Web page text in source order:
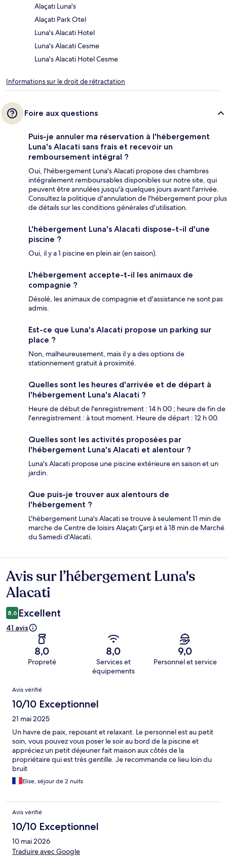
Alaçatı Luna's
Alaçatı Park Otel
Luna's Alacati Hotel
Luna's Alacati Cesme
Luna's Alacati Hotel Cesme
Informations sur le droit de rétractation
Foire aux questions
Puis-je annuler ma réservation à l'hébergement
Luna's Alacati sans frais et recevoir un
remboursement intégral ?
Oui, l'hébergement Luna's Alacati propose des chambres
intégralement remboursables disponibles sur notre site, qui
peuvent être annulées jusqu'à quelques jours avant l'arrivée.
Consultez la politique d'annulation de l'hébergement pour plus
de détails sur les conditions générales d'utilisation.
L'hébergement Luna's Alacati dispose-t-il d'une
piscine ?
Oui, il y a 1 piscine en plein air (en saison).
L'hébergement accepte-t-il les animaux de
compagnie ?
Désolé, les animaux de compagnie et d'assistance ne sont pas
admis.
Est-ce que Luna's Alacati propose un parking sur
place ?
Non, malheureusement, mais il y a des options de
stationnement gratuit à proximité.
Quelles sont les heures d'arrivée et de départ à
l'hébergement Luna's Alacati ?
Heure de début de l'enregistrement : 14 h 00 ; heure de fin de
l'enregistrement : à tout moment. Heure de départ : 12 h 00.
Quelles sont les activités proposées par
l'hébergement Luna's Alacati et alentour ?
Luna's Alacati propose une piscine extérieure en saison et un
jardin.
Que puis-je trouver aux alentours de
l'hébergement ?
L'hébergement Luna's Alacati se trouve à seulement 11 min de
marche de Centre de loisirs Alaçatı Çarşı et à 18 min de Marché
du Samedi d'Alacati.
Avis
Avis sur l’hébergement Luna's
Alacati
8,6 Excellent
41 avis
8,0
Propreté
8,0
Services et
équipements
9,0
Personnel et service
Avis
Avis vérifié
10/10 Exceptionnel
21 mai 2025
Un havre de paix, reposant et relaxant. Le personnel est au petit
soin, vous pouvez vous poser le soir au bord de la piscine et
appréciez un petit déjeuner fait maison aux côtés de la
propriétaire qui est très gentille. Je recommande ce lieu loin du
bruit
Elise, séjour de 2 nuits
Avis vérifié
10/10 Exceptionnel
10 mai 2026
Traduire avec Google